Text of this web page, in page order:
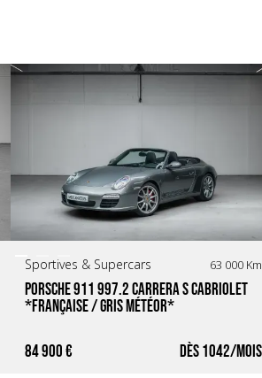
Sportives & Supercars 63 000 Km
Porsche 911 997.2 Carrera S Cabriolet
*Française / Gris Météor*
84 900 € 1042